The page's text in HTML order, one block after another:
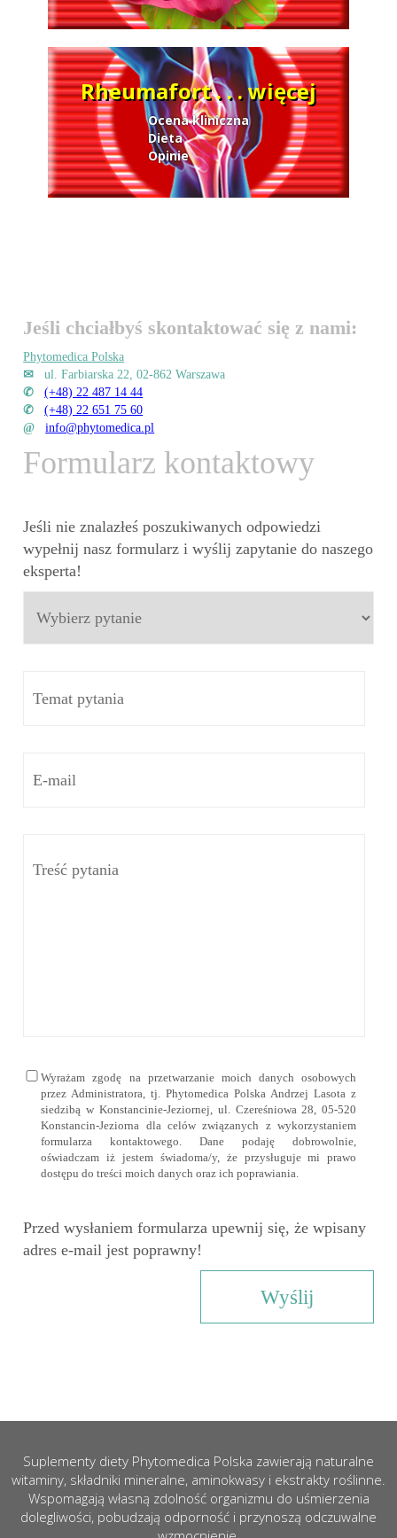
Rheumafort . . . więcej
Ocena kliniczna
Dieta
Opinie
Jeśli chciałbyś skontaktować się z nami:
Phytomedica Polska
✉
ul. Farbiarska 22, 02-862 Warszawa
✆
(+48) 22 487 14 44
✆
(+48) 22 651 75 60
@
info@phytomedica.pl
Formularz kontaktowy
Jeśli nie znalazłeś poszukiwanych odpowiedzi
wypełnij nasz formularz i wyślij zapytanie do naszego
eksperta!
Wyrażam zgodę na przetwarzanie moich danych osobowych
przez Administratora, tj. Phytomedica Polska Andrzej Lasota z
siedzibą w Konstancinie-Jeziornej, ul. Czereśniowa 28, 05-520
Konstancin-Jeziorna dla celów związanych z wykorzystaniem
formularza kontaktowego. Dane podaję dobrowolnie,
oświadczam iż jestem świadoma/y, że przysługuje mi prawo
dostępu do treści moich danych oraz ich poprawiania.
Przed wysłaniem formularza upewnij się, że wpisany
adres e-mail jest poprawny!
Suplementy diety Phytomedica Polska zawierają naturalne
witaminy, składniki mineralne, aminokwasy i ekstrakty roślinne.
Wspomagają własną zdolność organizmu do uśmierzenia
dolegliwości, pobudzają odporność i przynoszą odczuwalne